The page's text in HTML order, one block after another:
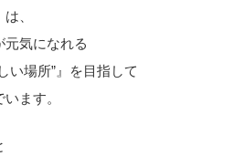
、
元気になれる
い場所”』を目指して
ます。